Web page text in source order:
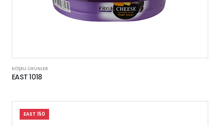
KÖŞELI ÜRÜNLER
EAST 1018
EAST 150